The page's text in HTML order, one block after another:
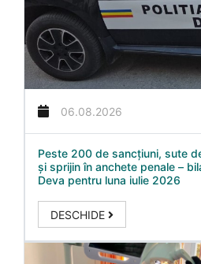
06.08.2026
Peste 200 de sancțiuni, sute
și sprijin în anchete penale –
Deva pentru luna iulie 2026
DESCHIDE